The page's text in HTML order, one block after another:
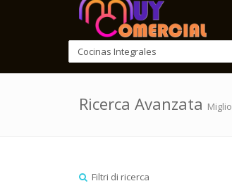
Ricerca Avanzata
Filtri di ricerca